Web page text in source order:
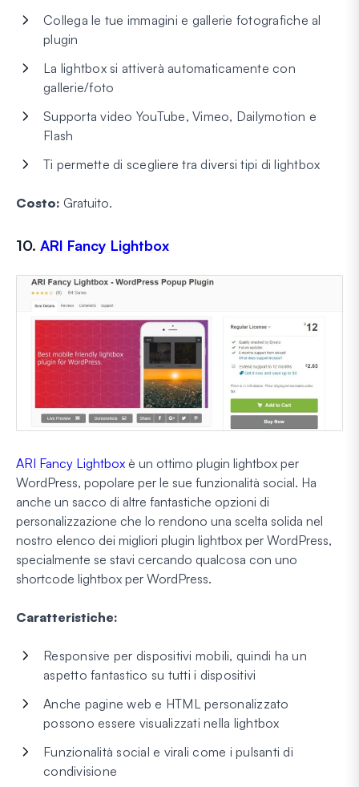
Collega le tue immagini e gallerie fotografiche al
plugin
La lightbox si attiverà automaticamente con
gallerie/foto
Supporta video YouTube, Vimeo, Dailymotion e
Flash
Ti permette di scegliere tra diversi tipi di lightbox
Costo: Gratuito.
10. ARI Fancy Lightbox
ARI Fancy Lightbox è un ottimo plugin lightbox per
WordPress, popolare per le sue funzionalità social. Ha
anche un sacco di altre fantastiche opzioni di
personalizzazione che lo rendono una scelta solida nel
nostro elenco dei migliori plugin lightbox per WordPress,
specialmente se stavi cercando qualcosa con uno
shortcode lightbox per WordPress.
Caratteristiche:
Responsive per dispositivi mobili, quindi ha un
aspetto fantastico su tutti i dispositivi
Anche pagine web e HTML personalizzato
possono essere visualizzati nella lightbox
Funzionalità social e virali come i pulsanti di
condivisione